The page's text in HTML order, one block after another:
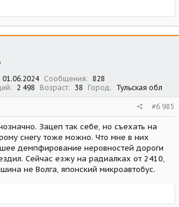
01.06.2024 Сообщения
828
2 498 Возраст 38 Город Тульская обл
#6 985
Зацеп так себе, но съехать на
снегу тоже можно. Что мне в них
демпфирование неровностей дороги
Сейчас езжу на радиалках от 2410,
не Волга, японский микроавтобус.